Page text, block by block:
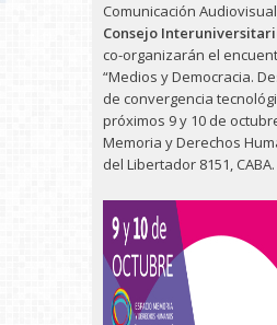
Comunicación Audiovisual
Consejo
co-organizarán el
“Medios y Democracia.
de convergencia
próximos 9 y 10 de
Memoria y Derechos
del Libertador 8151, CABA.